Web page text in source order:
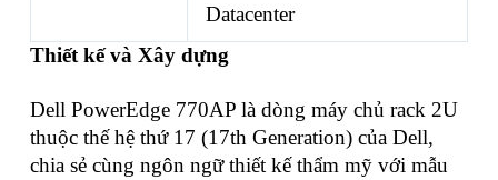
Datacenter
Thiết kế và Xây dựng
Dell PowerEdge 770AP là dòng máy chủ rack 2U
thuộc thế hệ thứ 17 (17th Generation) của Dell,
chia sẻ cùng ngôn ngữ thiết kế thẩm mỹ với mẫu